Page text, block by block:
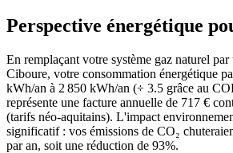
Perspective énergétique
En remplaçant votre système gaz naturel par
Ciboure, votre consommation énergétique
kWh/an à 2 850 kWh/an (÷ 3.5 grâce au
représente une facture annuelle de 717 €
(tarifs néo-aquitains). L'impact
significatif : vos émissions de CO₂
par an, soit une réduction de 93%.